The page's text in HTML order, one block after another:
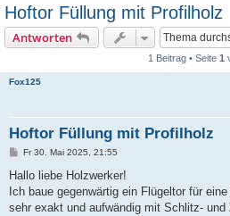
Hoftor Füllung mit Profilholz
Antworten
1 Beitrag • Seite 1
Fox125
Hoftor Füllung mit Profilholz
B
i
r
a
Fr 30. Mai 2025, 21:55
Hallo liebe Holzwerker!
Ich baue gegenwärtig ein Flügeltor für
sehr exakt und aufwändig mit Schlitz- und